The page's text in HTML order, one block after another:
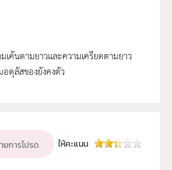
เค้นตามยาวและความเครียดตามยาว
ดุลัสของยังคงตัว
ยการโปรด ให้คะแนน